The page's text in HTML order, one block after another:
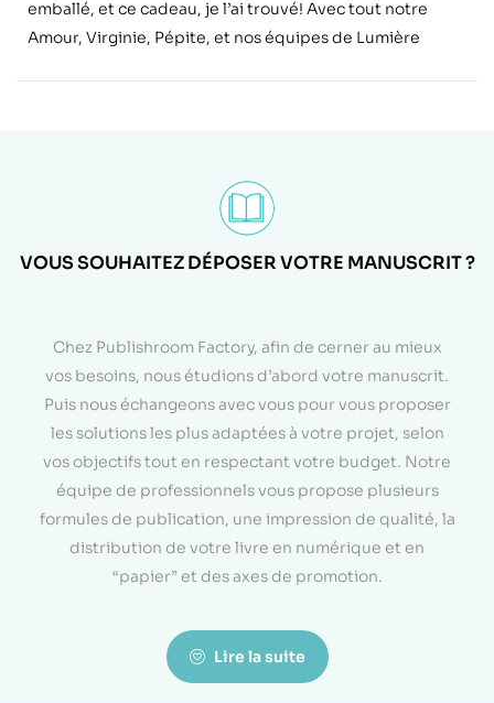
emballé, et ce cadeau, je l’ai trouvé! Avec tout notre
Amour, Virginie, Pépite, et nos équipes de Lumière
VOUS SOUHAITEZ DÉPOSER VOTRE MANUSCRIT ?
Chez Publishroom Factory, afin de cerner au mieux
vos besoins, nous étudions d’abord votre manuscrit.
Puis nous échangeons avec vous pour vous proposer
les solutions les plus adaptées à votre projet, selon
vos objectifs tout en respectant votre budget. Notre
équipe de professionnels vous propose plusieurs
formules de publication, une impression de qualité, la
distribution de votre livre en numérique et en
“papier” et des axes de promotion.
Lire la suite